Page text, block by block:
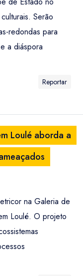
Serão
redondas para
a diáspora
Reportar
Loulé aborda a
na Galeria de
Loulé. O projeto